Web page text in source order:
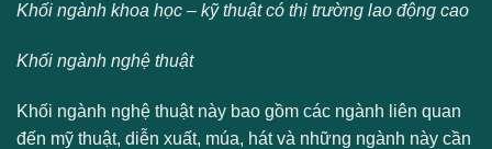
Khối ngành khoa học – kỹ thuật có thị trường lao động cao
Khối ngành nghệ thuật
Khối ngành nghệ thuật này bao gồm các ngành liên quan
đến mỹ thuật, diễn xuất, múa, hát và những ngành này cần